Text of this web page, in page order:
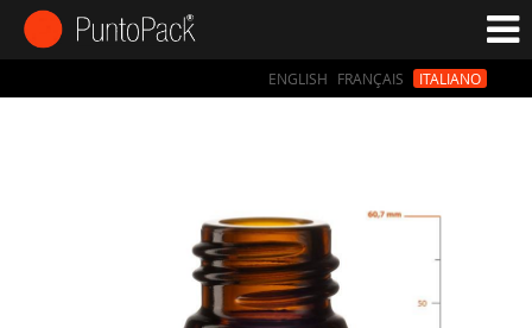
ENGLISH FRANÇAIS ITALIANO